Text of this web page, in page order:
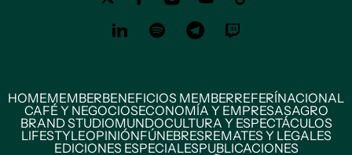
HOMEMEMBERBENEFICIOS MEMBERREFERÍNACIONAL
CAFÉ Y NEGOCIOSECONOMÍA Y EMPRESASAGRO
BRAND STUDIOMUNDOCULTURA Y ESPECTÁCULOS
LIFESTYLEOPINIÓNFÚNEBRESREMATES Y LEGALES
EDICIONES ESPECIALESPUBLICACIONES